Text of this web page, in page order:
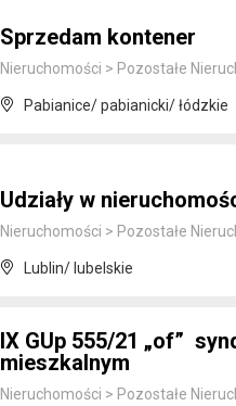
Sprzedam kontener
Nieruchomości > Pozostałe
Pabianice/ pabianicki/ łódzkie
Udziały w
Nieruchomości > Pozostałe
Lublin/ lubelskie
IX GUp 555/21 „of”
mieszkalnym
Nieruchomości > Pozostałe